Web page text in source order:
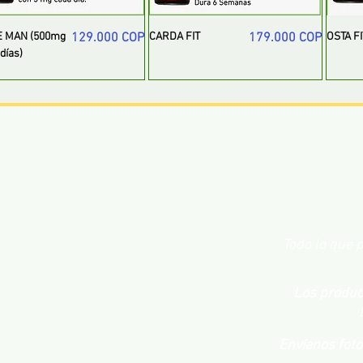
MAN (500mg Precio
129.000 COP CARDA FIT Precio
179.000 COP OSTA